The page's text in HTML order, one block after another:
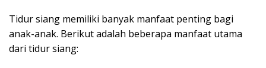
Tidur siang memiliki banyak manfaat penting bagi
anak-anak. Berikut adalah beberapa manfaat utama
dari tidur siang: